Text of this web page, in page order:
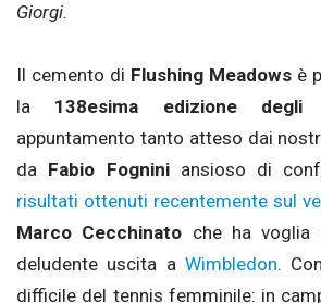
Giorgi.
Il cemento di Flushing Meadows è
la 138esima edizione degli
appuntamento tanto atteso dai
da Fabio Fogniniansioso di
risultati ottenuti recentemente sul
Marco Cecchinato che ha
deludente uscita a Wimbledon.
difficile del tennis femminile: in